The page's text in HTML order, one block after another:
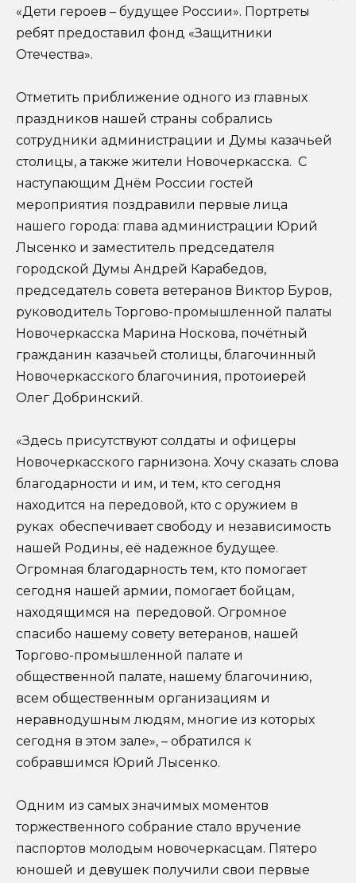
«Дети героев – будущее России». Портреты
ребят предоставил фонд «Защитники
Отечества».
Отметить приближение одного из главных
праздников нашей страны собрались
сотрудники администрации и Думы казачьей
столицы, а также жители Новочеркасска. С
наступающим Днём России гостей
мероприятия поздравили первые лица
нашего города: глава администрации Юрий
Лысенко и заместитель председателя
городской Думы Андрей Карабедов,
председатель совета ветеранов Виктор Буров,
руководитель Торгово-промышленной палаты
Новочеркасска Марина Носкова, почётный
гражданин казачьей столицы, благочинный
Новочеркасского благочиния, протоиерей
Олег Добринский.
«Здесь присутствуют солдаты и офицеры
Новочеркасского гарнизона. Хочу сказать слова
благодарности и им, и тем, кто сегодня
находится на передовой, кто с оружием в
руках обеспечивает свободу и независимость
нашей Родины, её надежное будущее.
Огромная благодарность тем, кто помогает
сегодня нашей армии, помогает бойцам,
находящимся на передовой. Огромное
спасибо нашему совету ветеранов, нашей
Торгово-промышленной палате и
общественной палате, нашему благочинию,
всем общественным организациям и
неравнодушным людям, многие из которых
сегодня в этом зале», – обратился к
собравшимся Юрий Лысенко.
Одним из самых значимых моментов
торжественного собрание стало вручение
паспортов молодым новочеркасцам. Пятеро
юношей и девушек получили свои первые